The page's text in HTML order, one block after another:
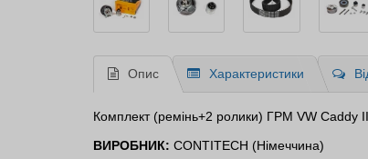
Опис Характеристики
Комплект (ремінь+2 ролики) ГРМ VW Caddy
ВИРОБНИК: CONTITECH (Німеччина)